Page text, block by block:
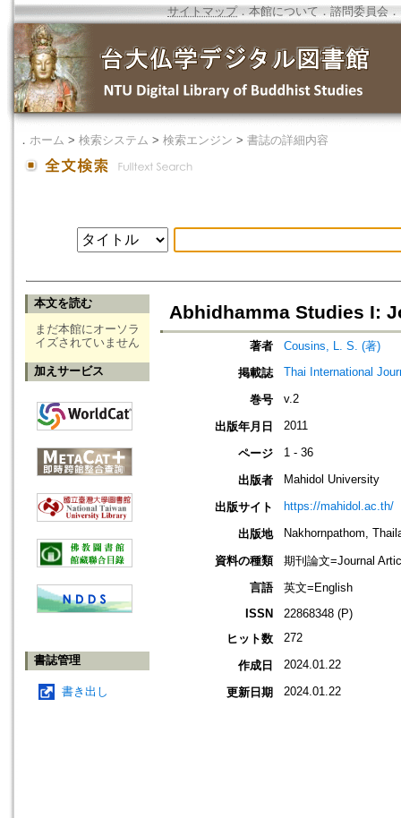
サイトマップ．本館について ． 諮問委員会 ．
． ホーム > 検索システム > 検索エンジン > 書誌の詳細内容
本文を読む
まだ本館にオーソラ
イズされていません
加えサービス
書誌管理
書き出し
Abhidhamma Studies I:
著者
Cousins, L. S. (著)
掲載誌
Thai International
巻号 v.2
出版年月日 2011
ページ 1 - 36
出版者 Mahidol University
出版サイト https://mahidol.ac.th/
出版地 Nakhornpathom,
資料の種類
期刊論文=Journal
言語
英文=English
ISSN
22868348 (P)
ヒット数
272
作成日 2024.01.22
更新日期 2024.01.22